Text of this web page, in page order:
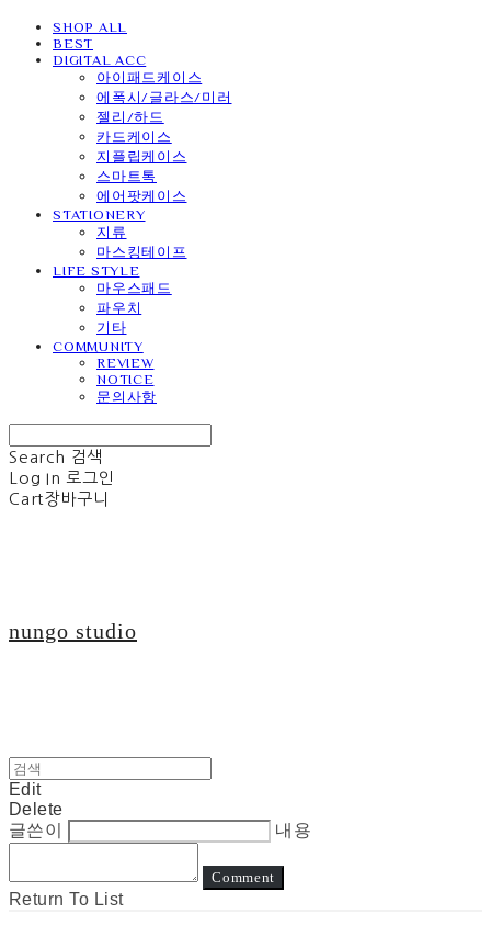
SHOP ALL
BEST
DIGITAL ACC
아이패드케이스
에폭시/글라스/미러
젤리/하드
카드케이스
지플립케이스
스마트톡
에어팟케이스
STATIONERY
지류
마스킹테이프
LIFE STYLE
마우스패드
파우치
기타
COMMUNITY
REVIEW
NOTICE
문의사항
Search 검색
Log In 로그인
Cart장바구니
nungo studio
Edit
Delete
글쓴이
내용
Comment
Return To List